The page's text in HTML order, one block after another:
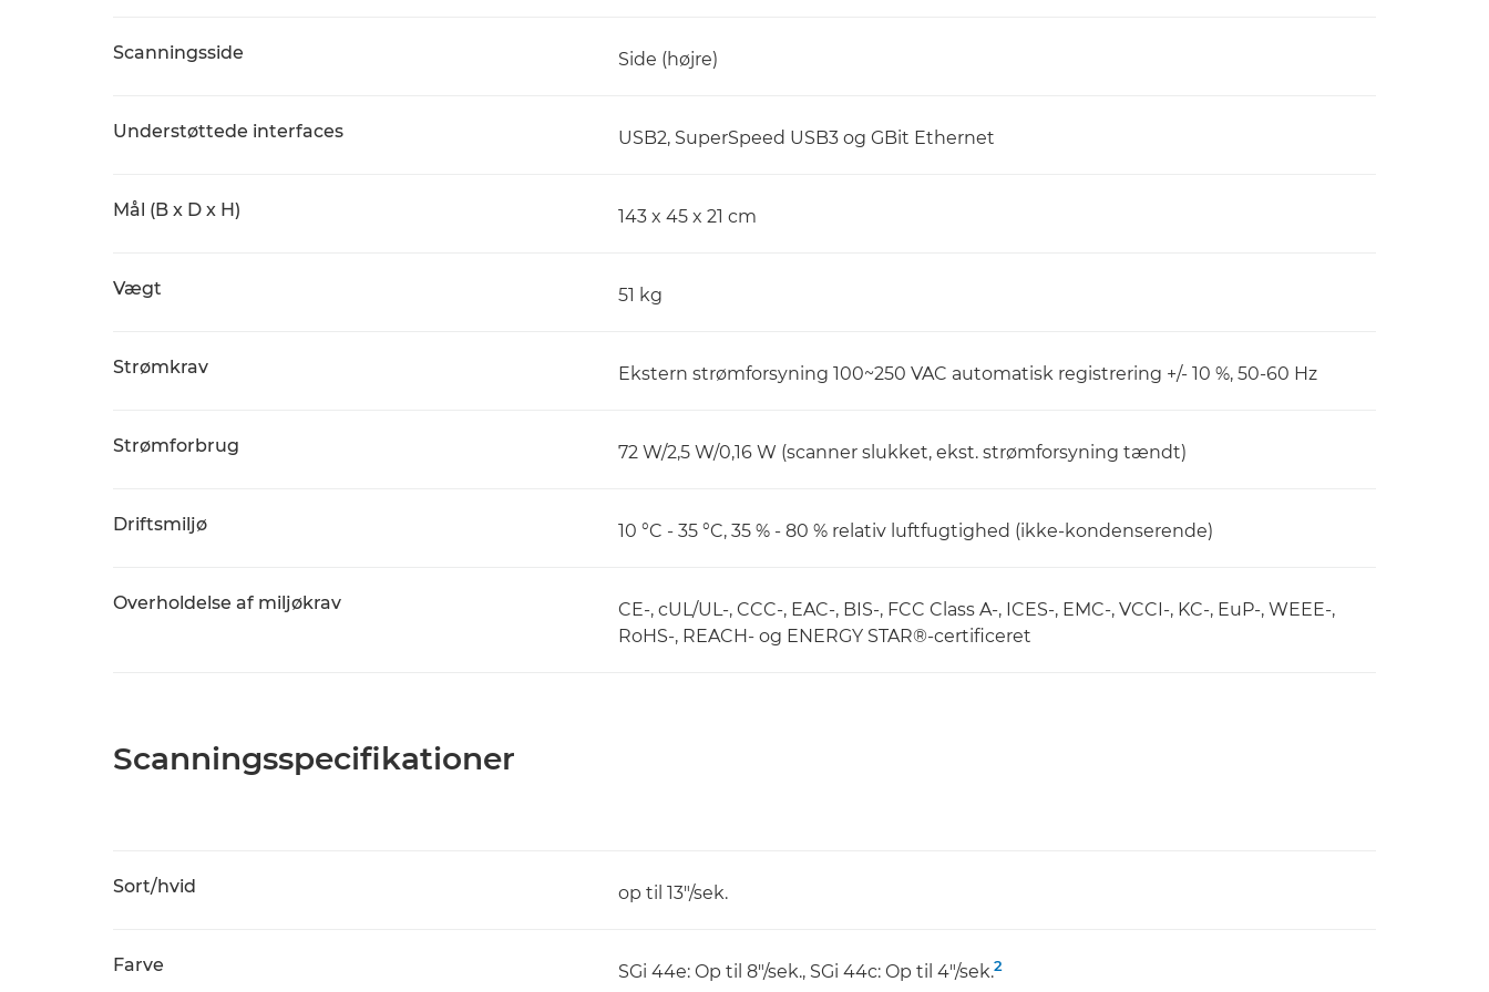
Scanningsside Side (højre)
Understøttede interfaces USB2, SuperSpeed USB3 og GBit Ethernet
Mål (B x D x H) 143 x 45 x 21 cm
Vægt 51 kg
Strømkrav Ekstern strømforsyning 100~250 VAC automatisk registrering +/- 10 %, 50-60 Hz
Strømforbrug 72 W/2,5 W/0,16 W (scanner slukket, ekst. strømforsyning tændt)
Driftsmiljø 10 °C - 35 °C, 35 % - 80 % relativ luftfugtighed (ikke-kondenserende)
Overholdelse af miljøkrav
CE-, cUL/UL-, CCC-, EAC-, BIS-, FCC Class A-, ICES-, EMC-, VCCI-, KC-, EuP-, WEEE-,
RoHS-, REACH- og ENERGY STAR®-certificeret
Scanningsspecifikationer
Sort/hvid op til 13"/sek.
Farve SGi 44e: Op til 8"/sek., SGi 44c: Op til 4"/sek.2